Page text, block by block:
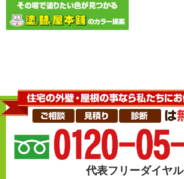
代表フリーダイヤル